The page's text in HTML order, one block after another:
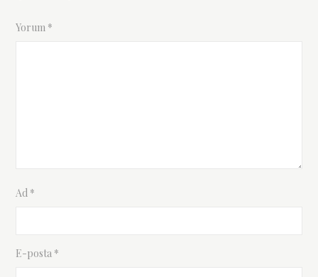
Yorum *
Ad *
E-posta *